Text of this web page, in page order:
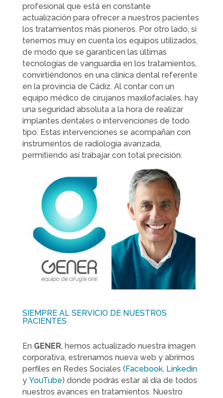
profesional que está en constante
actualización para ofrecer a nuestros pacientes
los tratamientos más pioneros. Por otro lado, si
tenemos muy en cuenta los equipos utilizados,
de modo que se garanticen las últimas
tecnologías de vanguardia en los tratamientos,
convirtiéndonos en una clínica dental referente
en la provincia de Cádiz. Al contar con un
equipo médico de cirujanos maxilofaciales, hay
una seguridad absoluta a la hora de realizar
implantes dentales o intervenciones de todo
tipo. Estas intervenciones se acompañan con
instrumentos de radiología avanzada,
permitiendo así trabajar con total precisión.
SIEMPRE AL SERVICIO DE NUESTROS
PACIENTES
En GENER, hemos actualizado nuestra imagen
corporativa, estrenamos nueva web y abrimos
perfiles en Redes Sociales ( Facebook, Linkedin
y YouTube) donde podrás estar al día de todos
nuestros avances en tratamientos. Nuestro